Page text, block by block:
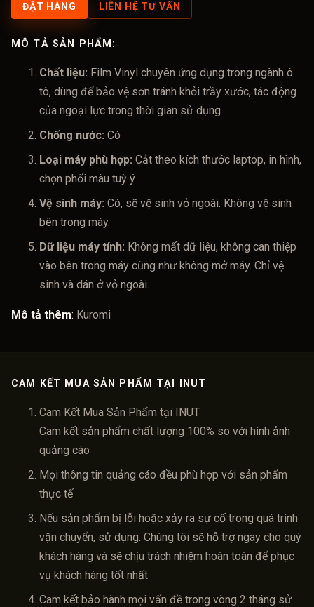
ĐẶT HÀNG LIÊN HỆ TƯ VẤN
MÔ TẢ SẢN PHẨM:
Chất liệu: Film Vinyl chuyên ứng dụng trong ngành ô
tô, dùng để bảo vệ sơn tránh khỏi trầy xước, tác động
của ngoại lực trong thời gian sử dụng
Chống nước: Có
Loại máy phù hợp: Cắt theo kích thước laptop, in hình,
chọn phối màu tuỳ ý
Vệ sinh máy: Có, sẽ vệ sinh vỏ ngoài. Không vệ sinh
bên trong máy.
Dữ liệu máy tính: Không mất dữ liệu, không can thiệp
vào bên trong máy cũng như không mở máy. Chỉ vệ
sinh và dán ở vỏ ngoài.
Mô tả thêm: Kuromi
CAM KẾT MUA SẢN PHẨM TẠI INUT
Cam Kết Mua Sản Phẩm tại INUT
Cam kết sản phẩm chất lượng 100% so với hình ảnh
quảng cáo
Mọi thông tin quảng cáo đều phù hợp với sản phẩm
thực tế
Nếu sản phẩm bị lỗi hoặc xảy ra sự cố trong quá trình
vận chuyển, sử dụng. Chúng tôi sẽ hỗ trợ ngay cho quý
khách hàng và sẽ chịu trách nhiệm hoàn toàn để phục
vụ khách hàng tốt nhất
Cam kết bảo hành mọi vấn đề trong vòng 2 tháng sử